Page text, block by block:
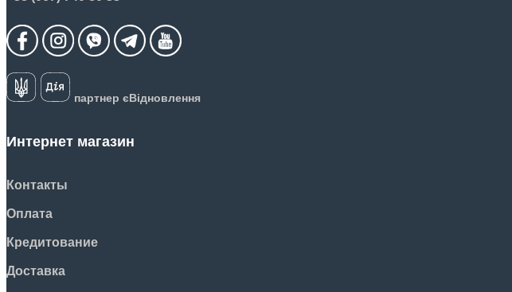
партнер єВідновлення
Интернет магазин
Контакты
Оплата
Кредитование
Доставка